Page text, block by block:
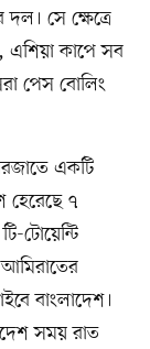
সে ক্ষেত্রে
এশিয়া কাপে সব
পেস বোলিং
একটি
হেরেছে ৭
টোয়েন্টি
বাংলাদেশ।
সময় রাত